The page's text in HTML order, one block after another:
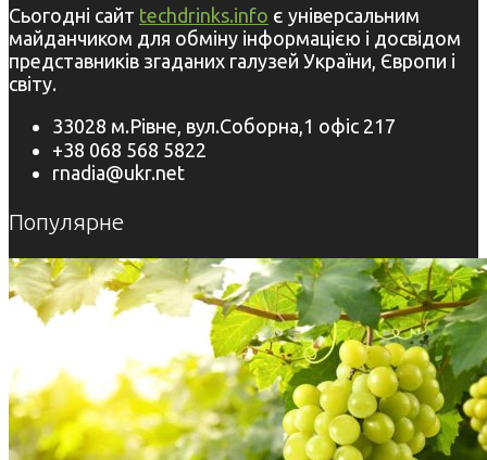
Сьогодні сайт techdrinks.info є універсальним
майданчиком для обміну інформацією і досвідом
представників згаданих галузей України, Європи і
світу.
33028 м.Рівне, вул.Соборна,1 офіс 217
+38 068 568 5822
rnadia@ukr.net
Популярне